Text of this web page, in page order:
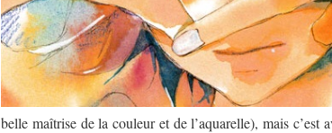
belle maîtrise de la couleur et de l’aquarelle), mais c’est